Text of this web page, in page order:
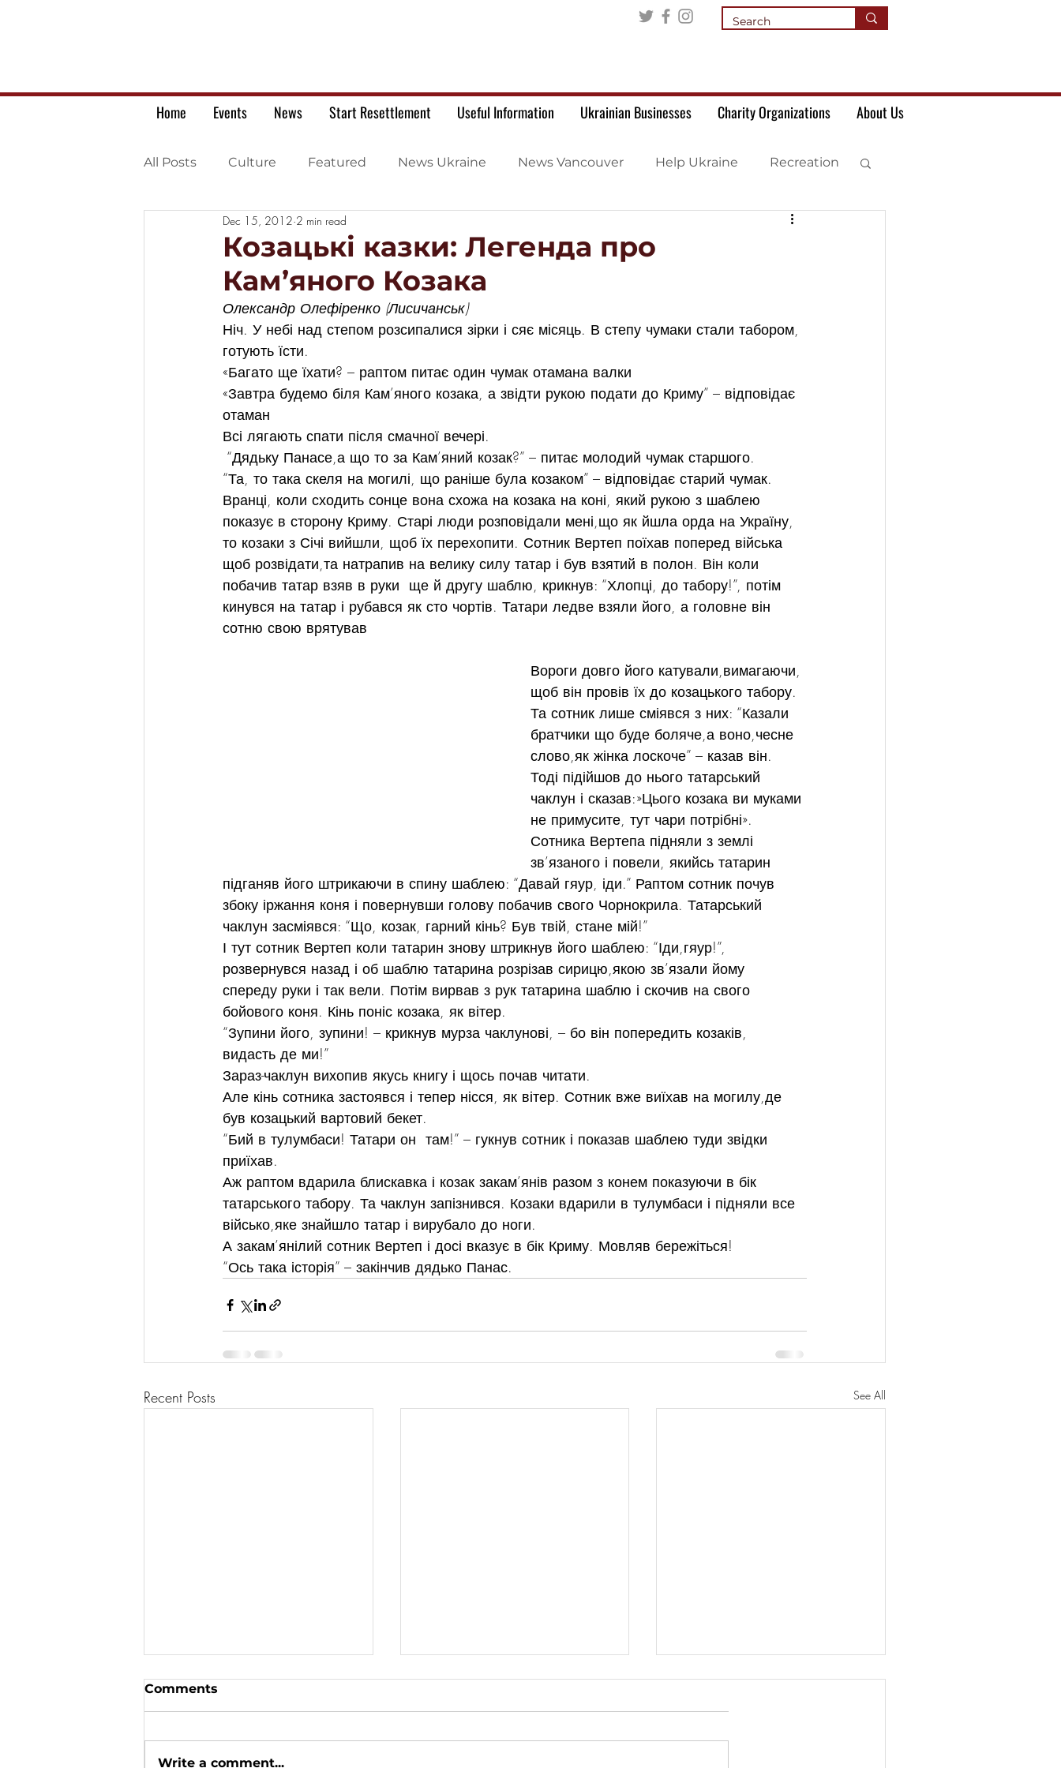
Home Events News Start Resettlement Useful Information Ukrainian Businesses Charity Organizations About Us
All Posts Culture Featured News Ukraine News Vancouver Help Ukraine Recreation
Ukrainian war letters
Козацькі казки: Легенда про
Кам’яного Козака
Dec 15, 2012 2 min read
Олександр Олефіренко (Лисичанськ)
Ніч. У небі над степом розсипалися зірки і сяє місяць. В степу чумаки стали табором,
готують їсти.
«Багато ще їхати? – раптом питає один чумак отамана валки
«Завтра будемо біля Кам’яного козака, а звідти рукою подати до Криму” – відповідає
отаман
Всі лягають спати після смачної вечері.
“Дядьку Панасе,а що то за Кам’яний козак?” – питає молодий чумак старшого.
“Та, то така скеля на могилі, що раніше була козаком” – відповідає старий чумак.
Вранці, коли сходить сонце вона схожа на козака на коні, який рукою з шаблею
показує в сторону Криму. Старі люди розповідали мені,що як йшла орда на Україну,
то козаки з Січі вийшли, щоб їх перехопити. Сотник Вертеп поїхав поперед війська
щоб розвідати,та натрапив на велику силу татар і був взятий в полон. Він коли
побачив татар взяв в руки  ще й другу шаблю, крикнув: “Хлопці, до табору!”, потім
кинувся на татар і рубався як сто чортів. Татари ледве взяли його, а головне він
сотню свою врятував
Вороги довго його катували,вимагаючи,
щоб він провів їх до козацького табору.
Та сотник лише сміявся з них: “Казали
братчики що буде боляче,а воно,чесне
слово,як жінка лоскоче” – казав він.
Тоді підійшов до нього татарський
чаклун і сказав:»Цього козака ви муками
не примусите, тут чари потрібні».
Сотника Вертепа підняли з землі
зв’язаного і повели, якийсь татарин
підганяв його штрикаючи в спину шаблею: “Давай гяур, іди.” Раптом сотник почув
збоку іржання коня і повернувши голову побачив свого Чорнокрила. Татарський
чаклун засміявся: “Що, козак, гарний кінь? Був твій, стане мій!”
І тут сотник Вертеп коли татарин знову штрикнув його шаблею: “Іди,гяур!”,
розвернувся назад і об шаблю татарина розрізав сирицю,якою зв’язали йому
спереду руки і так вели. Потім вирвав з рук татарина шаблю і скочив на свого
бойового коня. Кінь поніс козака, як вітер.
“Зупини його, зупини! – крикнув мурза чаклунові, – бо він попередить козаків,
видасть де ми!”
Зараз-чаклун вихопив якусь книгу і щось почав читати.
Але кінь сотника застоявся і тепер нісся, як вітер. Сотник вже виїхав на могилу,де
був козацький вартовий бекет.
“Бий в тулумбаси! Татари он  там!” – гукнув сотник і показав шаблею туди звідки
приїхав.
Аж раптом вдарила блискавка і козак закам’янів разом з конем показуючи в бік
татарського табору. Та чаклун запізнився. Козаки вдарили в тулумбаси і підняли все
військо,яке знайшло татар і вирубало до ноги.
А закам’янілий сотник Вертеп і досі вказує в бік Криму. Мовляв бережіться!
“Ось така історія” – закінчив дядько Панас.
Recent Posts See All
Comments
Write a comment...